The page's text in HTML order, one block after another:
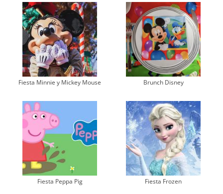
Fiesta Minnie y Mickey Mouse Brunch Disney
Fiesta Peppa Pig Fiesta Frozen